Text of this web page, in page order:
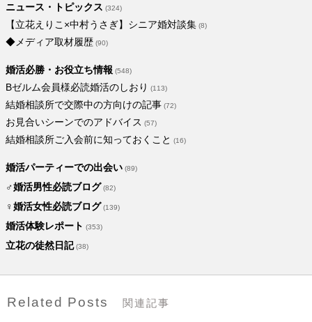
ニュース・トピックス (324)
【立花えりこ×中村うさぎ】シニア婚対談集 (8)
◆メディア取材履歴 (90)
婚活必勝・お役立ち情報 (548)
Bゼルム会員様必読婚活のしおり (113)
結婚相談所で交際中の方向けの記事 (72)
お見合いシーンでのアドバイス (57)
結婚相談所ご入会前に知っておくこと (16)
婚活パーティーでの出会い (89)
♂婚活男性必読ブログ (82)
♀婚活女性必読ブログ (139)
婚活体験レポート (353)
立花の徒然日記(38)
Related Posts 関連記事